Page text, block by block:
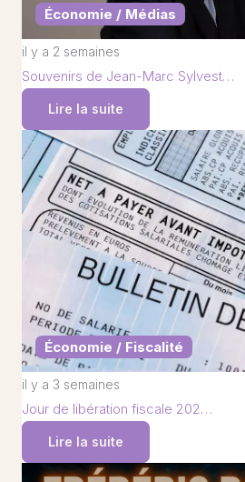
Économie / Médias
il y a 2 semaines
Souvenirs de Jean-Marc Sylvest…
Lire la suite
Économie / Fiscalité
il y a 3 semaines
Jour de libération fiscale 202…
Lire la suite